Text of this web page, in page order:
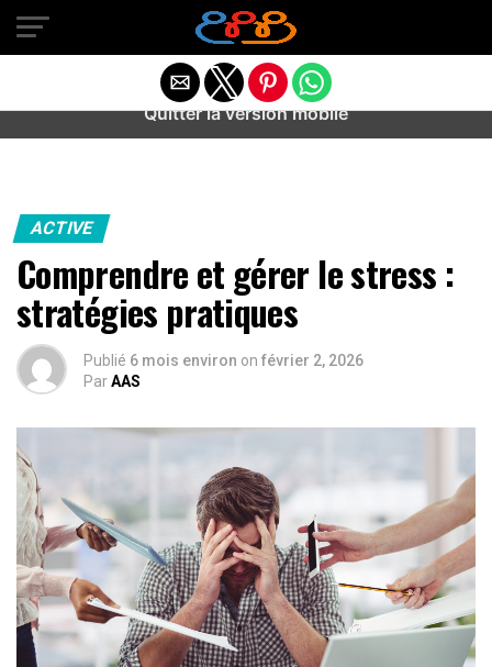
Warning
: preg_match(): Unknown modifier '/' in
/home/u589487443/domains/aideanxietestress.fr/
content/plugins/idev-post-views/includes/class-bots.php
ACTIVE
Comprendre et gérer le stress :
stratégies pratiques
Publié 6 mois environ on février 2, 2026
ParAAS
Quitter la version mobile